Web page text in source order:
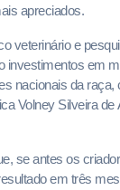
apreciados.
veterinário e
investimentos em
nacionais da
Volney Silveira
se antes os
em três